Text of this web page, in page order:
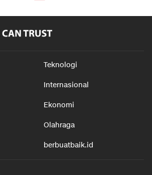
Teknologi
Internasional
Ekonomi
Olahraga
berbuatbaik.id